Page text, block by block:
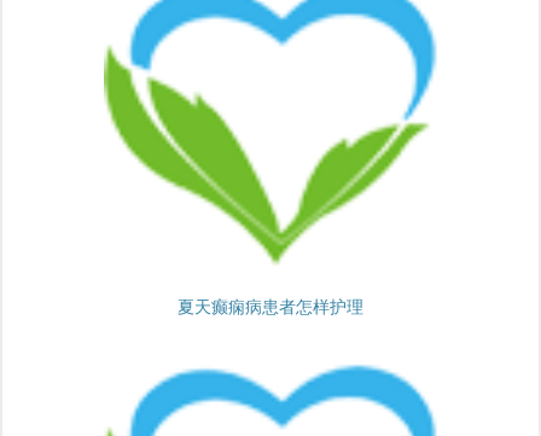
夏天癫痫病患者怎样护理